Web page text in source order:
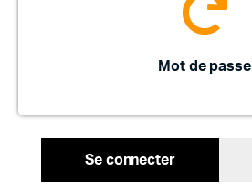
Mot de passe
Se connecter